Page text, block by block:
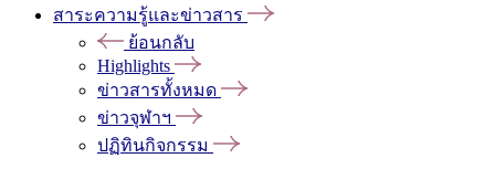
สาระความรู้และข่าวสาร
ย้อนกลับ
Highlights
ข่าวสารทั้งหมด
ข่าวจุฬาฯ
ปฏิทินกิจกรรม